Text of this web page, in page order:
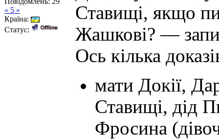
« 5 »
Країна:
Статус:
Ставищі, якщо
Жашкові? —
Ось кілька
мати Докії,
Ставищі, дід
Фросина